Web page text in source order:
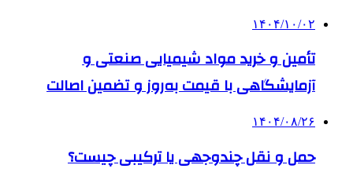
۱۴۰۴/۱۰/۰۲
تأمین و خرید مواد شیمیایی صنعتی و
آزمایشگاهی با قیمت به‌روز و تضمین اصالت
۱۴۰۴/۰۸/۲۶
حمل و نقل چندوجهی یا ترکیبی چیست؟